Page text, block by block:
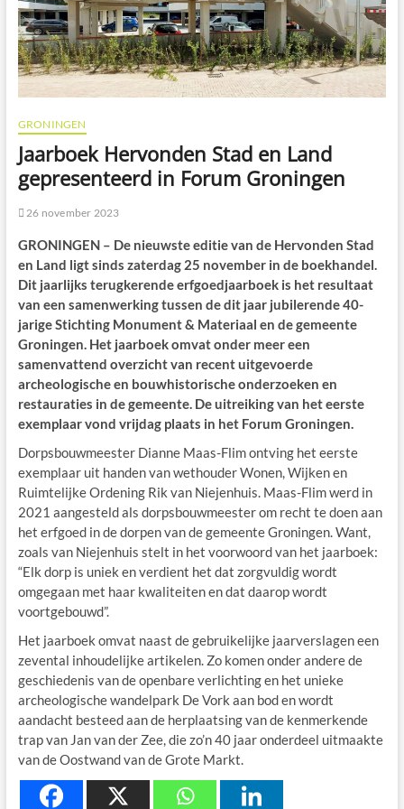
GRONINGEN
Jaarboek Hervonden Stad en Land
gepresenteerd in Forum Groningen
26 november 2023
GRONINGEN – De nieuwste editie van de Hervonden Stad
en Land ligt sinds zaterdag 25 november in de boekhandel.
Dit jaarlijks terugkerende erfgoedjaarboek is het resultaat
van een samenwerking tussen de dit jaar jubilerende 40-
jarige Stichting Monument & Materiaal en de gemeente
Groningen. Het jaarboek omvat onder meer een
samenvattend overzicht van recent uitgevoerde
archeologische en bouwhistorische onderzoeken en
restauraties in de gemeente. De uitreiking van het eerste
exemplaar vond vrijdag plaats in het Forum Groningen.
Dorpsbouwmeester Dianne Maas-Flim ontving het eerste
exemplaar uit handen van wethouder Wonen, Wijken en
Ruimtelijke Ordening Rik van Niejenhuis. Maas-Flim werd in
2021 aangesteld als dorpsbouwmeester om recht te doen aan
het erfgoed in de dorpen van de gemeente Groningen. Want,
zoals van Niejenhuis stelt in het voorwoord van het jaarboek:
“Elk dorp is uniek en verdient het dat zorgvuldig wordt
omgegaan met haar kwaliteiten en dat daarop wordt
voortgebouwd”.
Het jaarboek omvat naast de gebruikelijke jaarverslagen een
zevental inhoudelijke artikelen. Zo komen onder andere de
geschiedenis van de openbare verlichting en het unieke
archeologische wandelpark De Vork aan bod en wordt
aandacht besteed aan de herplaatsing van de kenmerkende
trap van Jan van der Zee, die zo’n 40 jaar onderdeel uitmaakte
van de Oostwand van de Grote Markt.